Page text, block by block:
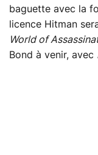
baguette avec la
licence Hitman
World of
Bond à venir, avec